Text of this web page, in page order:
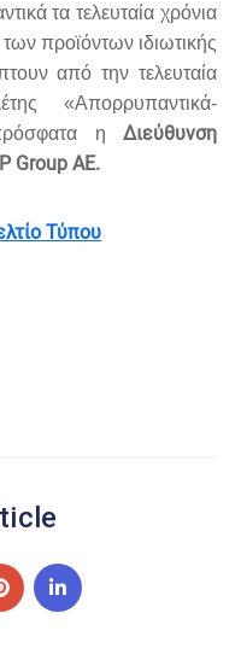
τα τελευταία χρόνια
προϊόντων ιδιωτικής
από την τελευταία
«Απορρυπαντικά-
η Διεύθυνση
Group ΑΕ.
Τύπου